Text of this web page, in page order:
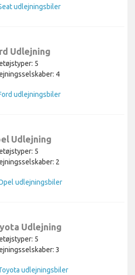
udlejningsbiler
Udlejning
5
4
udlejningsbiler
Udlejning
5
2
udlejningsbiler
Udlejning
5
3
udlejningsbiler